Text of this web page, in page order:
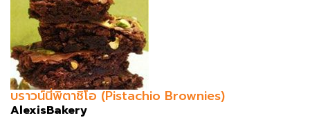
บราวน์นี่พิตาชิโอ (Pistachio Brownies)
AlexisBakery